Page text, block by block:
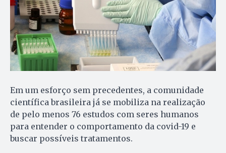
Em um esforço sem precedentes, a comunidade
científica brasileira já se mobiliza na realização
de pelo menos 76 estudos com seres humanos
para entender o comportamento da covid-19 e
buscar possíveis tratamentos.